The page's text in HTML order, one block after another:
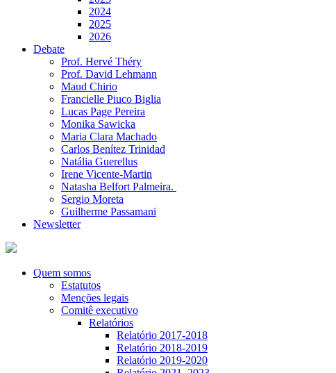
2024
2025
2026
Debate
Prof. Hervé Théry
Prof. David Lehmann
Maud Chirio
Francielle Piuco Biglia
Lucas Page Pereira
Monika Sawicka
Maria Clara Machado
Carlos Benítez Trinidad
Natália Guerellus
Irene Vicente-Martin
Natasha Belfort Palmeira.
Sergio Moreta
Guilherme Passamani
Newsletter
Quem somos
Estatutos
Menções legais
Comitê executivo
Relatórios
Relatório 2017-2018
Relatório 2018-2019
Relatório 2019-2020